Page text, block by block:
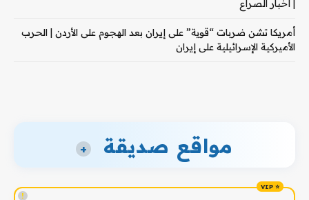
| أخبار الصراع
أمريكا تشن ضربات “قوية” على إيران بعد الهجوم على الأردن | الحرب
الأميركية الإسرائيلية على إيران
مواقع صديقة +
!